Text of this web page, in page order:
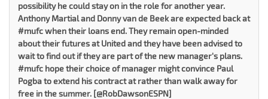
possibility he could stay on in the role for another year.
Anthony Martial and Donny van de Beek are expected back at
#mufc when their loans end. They remain open-minded
about their futures at United and they have been advised to
wait to find out if they are part of the new manager's plans.
#mufc hope their choice of manager might convince Paul
Pogba to extend his contract at rather than walk away for
free in the summer. [@RobDawsonESPN]